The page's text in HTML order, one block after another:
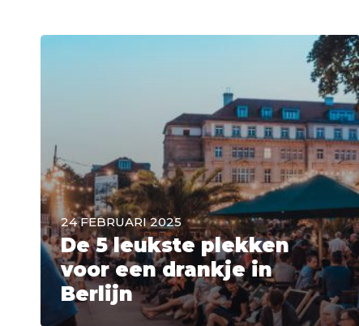
24 FEBRUARI 2025
De 5 leukste plekken
voor een drankje in
Berlijn